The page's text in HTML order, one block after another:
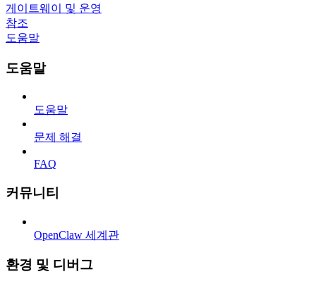
게이트웨이 및 운영
참조
도움말
도움말
도움말
문제 해결
FAQ
커뮤니티
OpenClaw 세계관
환경 및 디버그